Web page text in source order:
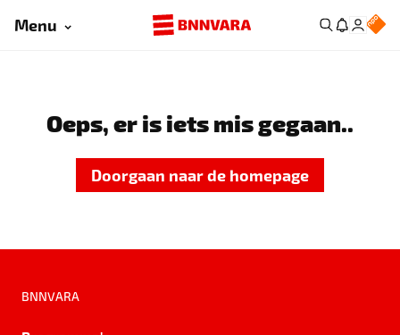
Menu
Oeps, er is iets mis gegaan..
Doorgaan naar de homepage
BNNVARA